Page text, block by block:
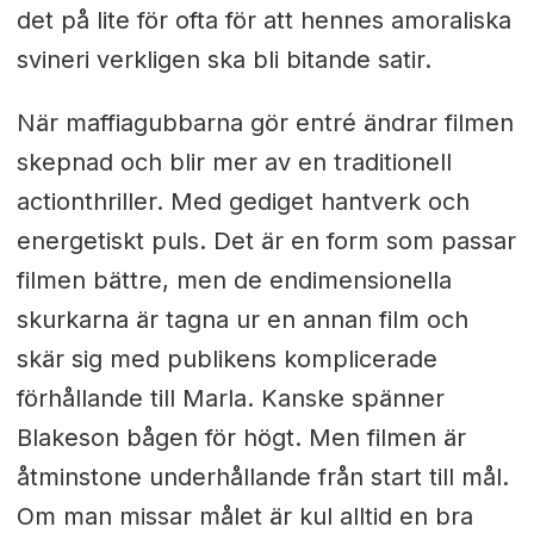
det på lite för ofta för att hennes amoraliska
svineri verkligen ska bli bitande satir.
När maffiagubbarna gör entré ändrar filmen
skepnad och blir mer av en traditionell
actionthriller. Med gediget hantverk och
energetiskt puls. Det är en form som passar
filmen bättre, men de endimensionella
skurkarna är tagna ur en annan film och
skär sig med publikens komplicerade
förhållande till Marla. Kanske spänner
Blakeson bågen för högt. Men filmen är
åtminstone underhållande från start till mål.
Om man missar målet är kul alltid en bra